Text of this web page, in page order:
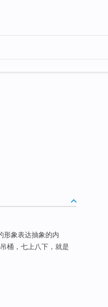
形象表达抽象的内
桶，七上八下，就是